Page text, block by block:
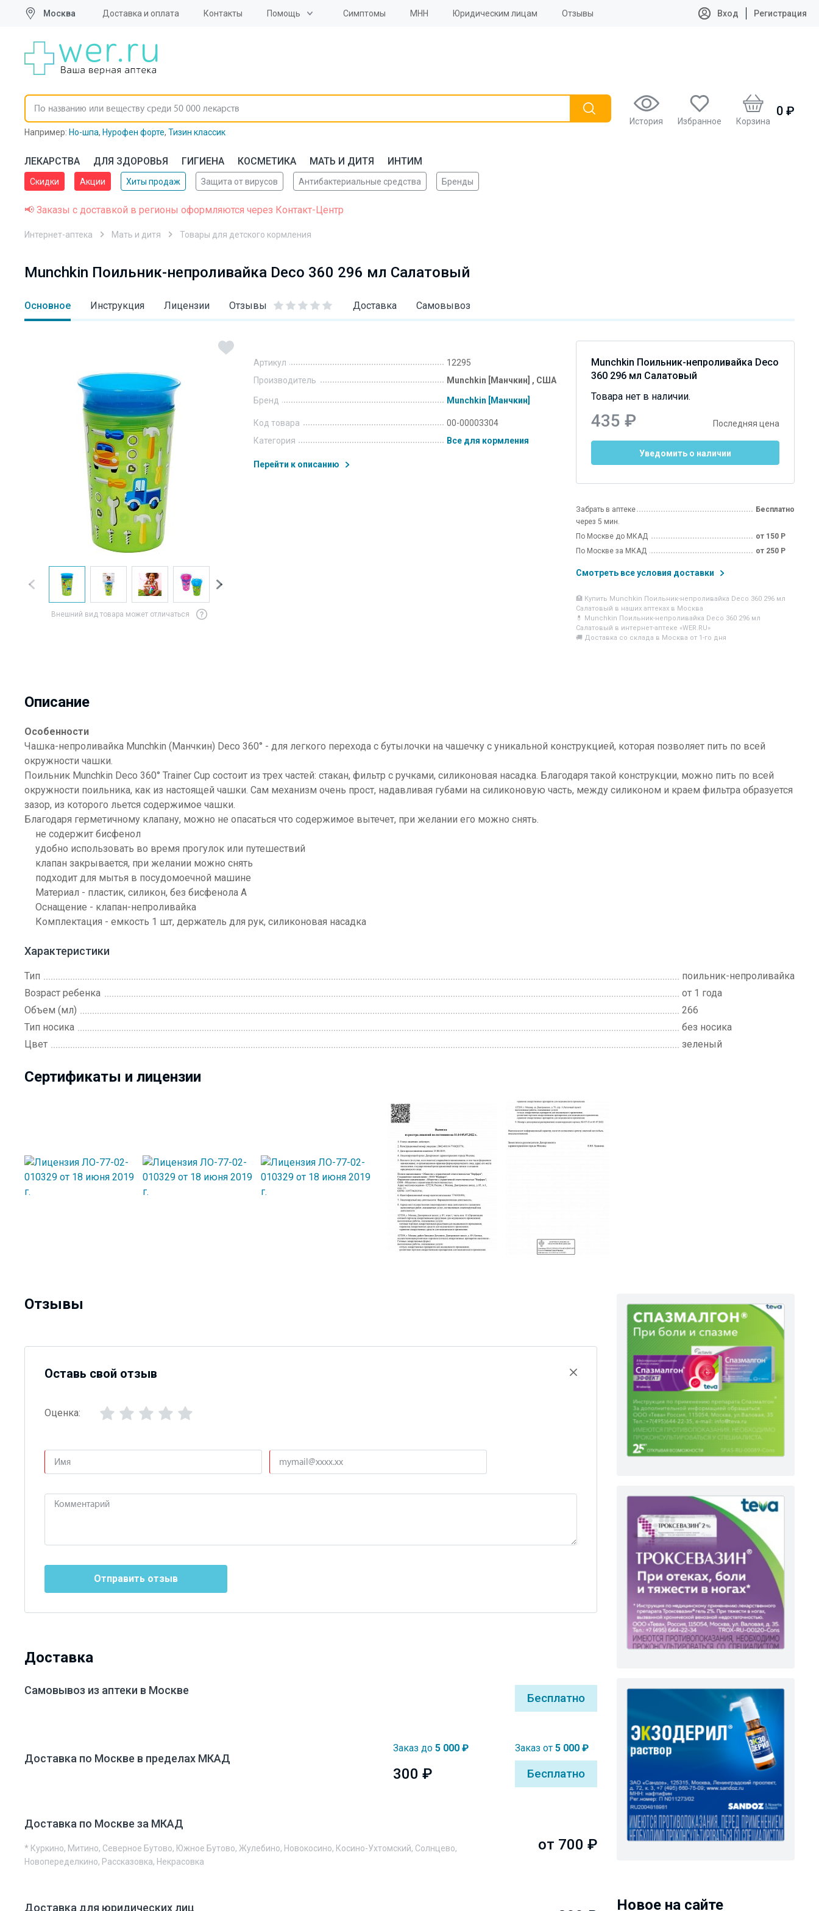
Москва Доставка и оплата Контакты Помощь Симптомы МНН Юридическим лицам Отзывы Вход Регистрация
История Избранное Корзина
0 ₽
Например: Но-шпа, Нурофен форте, Тизин классик
ЛЕКАРСТВА ДЛЯ ЗДОРОВЬЯ ГИГИЕНА КОСМЕТИКА МАТЬ И ДИТЯ ИНТИМ
Скидки Акции Хиты продаж Защита от вирусов Антибактериальные средства Бренды
📢 Заказы с доставкой в регионы оформляются через Контакт-Центр
Интернет-аптека Мать и дитя Товары для детского кормления
Munchkin Поильник-непроливайка Deco 360 296 мл Салатовый
Основное Инструкция Лицензии Отзывы Доставка Самовывоз
Внешний вид товара может отличаться
Munchkin Поильник-непроливайка Deco
360 296 мл Салатовый
Товара нет в наличии.
435 ₽ Последняя цена
Уведомить о наличии
Забрать в аптеке
через 5 мин.
Бесплатно
По Москве до МКАД
от 150 Р
По Москве за МКАД
от 250 Р
Смотреть все условия доставки
🏥 Купить Munchkin Поильник-непроливайка Deco 360 296 мл
Салатовый в наших аптеках в Москва
💊 Munchkin Поильник-непроливайка Deco 360 296 мл
Салатовый в интернет-аптеке «WER.RU»
🚚 Доставка со склада в Москва от 1-го дня
Артикул
12295
Производитель
Munchkin [Манчкин] , США
Бренд Munchkin [Манчкин]
Код товара
00-00003304
Категория
Все для кормления
Перейти к описанию
Описание
Особенности
Чашка-непроливайка Munchkin (Манчкин) Deco 360° - для легкого перехода с бутылочки на чашечку с уникальной конструкцией, которая позволяет пить по всей
окружности чашки.
Поильник Munchkin Deco 360° Trainer Cup состоит из трех частей: стакан, фильтр с ручками, силиконовая насадка. Благодаря такой конструкции, можно пить по всей
окружности поильника, как из настоящей чашки. Сам механизм очень прост, надавливая губами на силиконовую часть, между силиконом и краем фильтра образуется
зазор, из которого льется содержимое чашки.
Благодаря герметичному клапану, можно не опасаться что содержимое вытечет, при желании его можно снять.
не содержит бисфенол
удобно использовать во время прогулок или путешествий
клапан закрывается, при желании можно снять
подходит для мытья в посудомоечной машине
Материал - пластик, силикон, без бисфенола А
Оснащение - клапан-непроливайка
Комплектация - емкость 1 шт, держатель для рук, силиконовая насадка
Характеристики
Тип
поильник-непроливайка
Возраст ребенка
от 1 года
Объем (мл)
266
Тип носика
без носика
Цвет
зеленый
Сертификаты и лицензии
Отзывы
Оставь свой отзыв
Оценка:
Отправить отзыв
Доставка
Самовывоз из аптеки в Москве
Бесплатно
Доставка по Москве в пределах МКАД
Заказ до 5 000 ₽
300 ₽
Заказ от 5 000 ₽
Бесплатно
Доставка по Москве за МКАД
* Куркино, Митино, Северное Бутово, Южное Бутово, Жулебино, Новокосино, Косино-Ухтомский, Солнцево,
Новопеределкино, Рассказовка, Некрасовка
от 700 ₽
Доставка для юридических лиц Новое на сайте